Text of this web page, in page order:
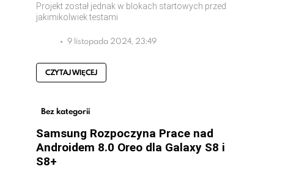
Projekt został jednak w blokach startowych przed
jakimikolwiek testami
9 listopada 2024, 23:49
CZYTAJ WIĘCEJ
Bez kategorii
Samsung Rozpoczyna Prace nad
Androidem 8.0 Oreo dla Galaxy S8 i
S8+